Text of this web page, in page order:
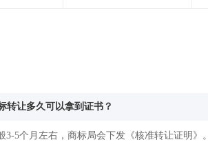
转让多久可以拿到证书？
3-5个月左右，商标局会下发《核准转让证明》。